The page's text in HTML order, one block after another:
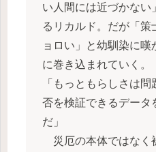
い人間には近づかない
るリカルド。だが「策
ョロい」と幼馴染に
に巻き込まれていく。
「もっともらしさは
否を検証できるデータ
だ」
災厄の本体ではなく